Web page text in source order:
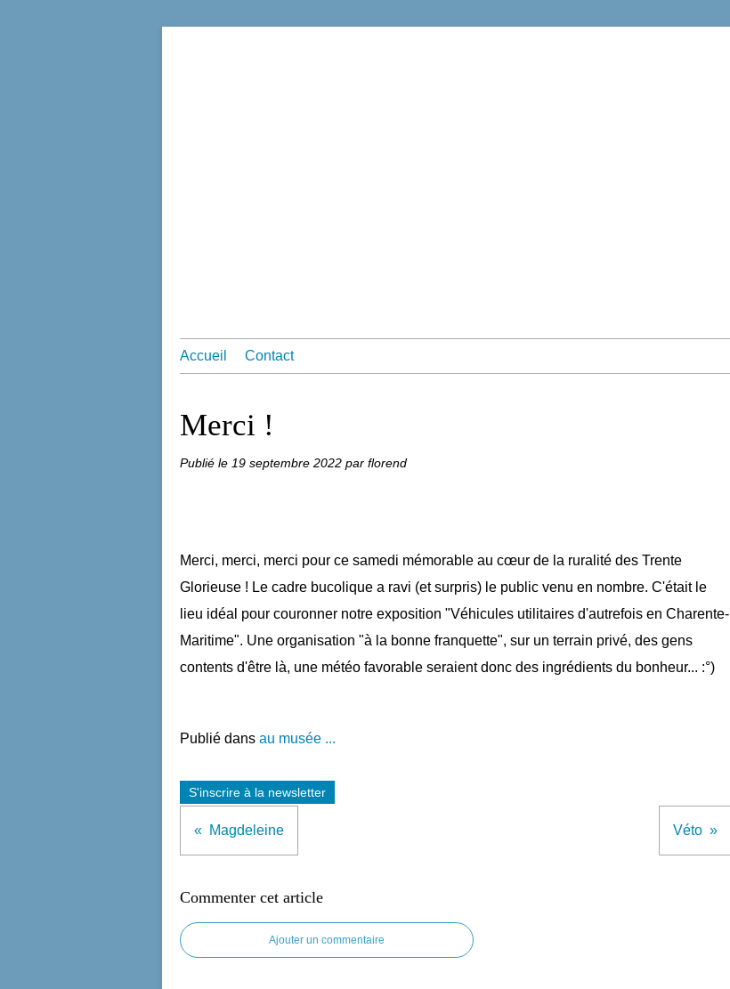
Accueil Contact
Merci !
Publié le 19 septembre 2022 par florend
Merci, merci, merci pour ce samedi mémorable au cœur de la ruralité des Trente
Glorieuse ! Le cadre bucolique a ravi (et surpris) le public venu en nombre. C'était le
lieu idéal pour couronner notre exposition "Véhicules utilitaires d'autrefois en Charente-
Maritime". Une organisation "à la bonne franquette", sur un terrain privé, des gens
contents d'être là, une météo favorable seraient donc des ingrédients du bonheur... :°)
Publié dans au musée ...
S'inscrire à la newsletter
Magdeleine Véto
Commenter cet article
Ajouter un commentaire